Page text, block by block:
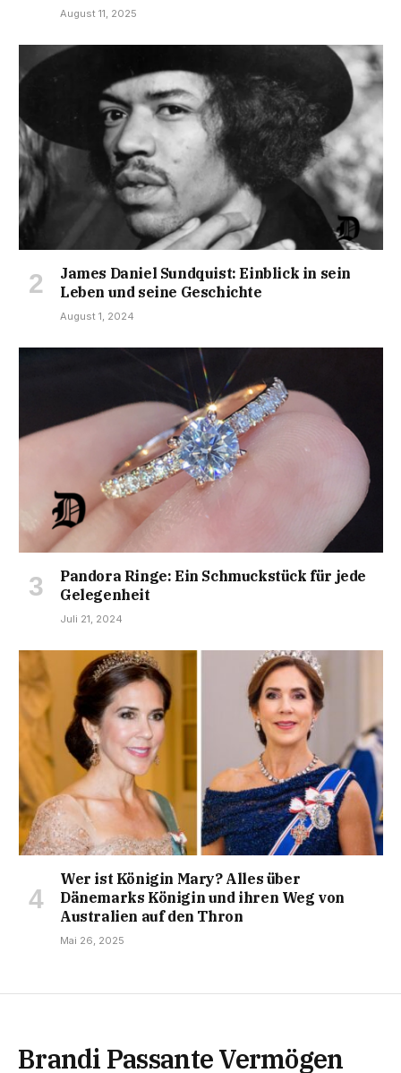
August 11, 2025
James Daniel Sundquist: Einblick in sein
Leben und seine Geschichte
August 1, 2024
Pandora Ringe: Ein Schmuckstück für jede
Gelegenheit
Juli 21, 2024
Wer ist Königin Mary? Alles über
Dänemarks Königin und ihren Weg von
Australien auf den Thron
Mai 26, 2025
Brandi Passante Vermögen